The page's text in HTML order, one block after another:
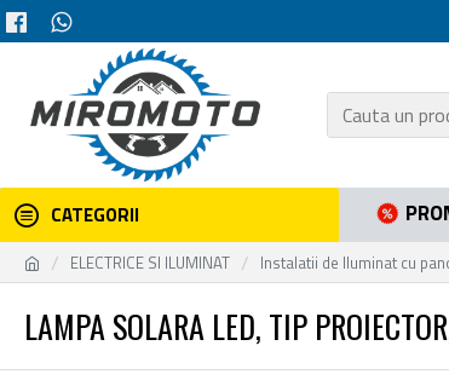
CATEGORII
ELECTRICE SI ILUMINAT Instalatii de Iluminat cu
LAMPA SOLARA LED, TIP